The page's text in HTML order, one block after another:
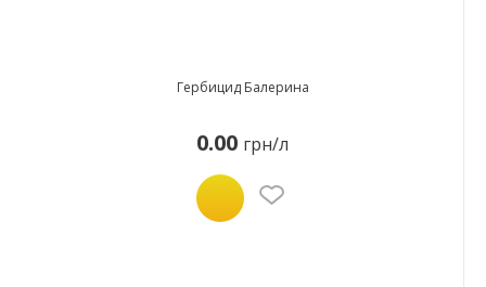
Гербицид Балерина
0.00 грн/л